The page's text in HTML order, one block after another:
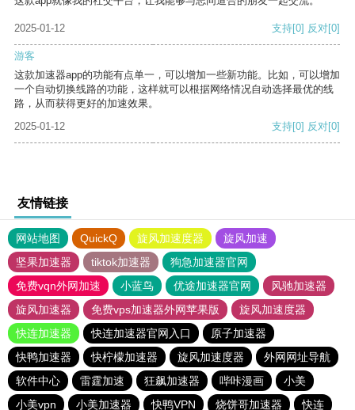
2025-01-12 支持[0] 反对[0]
游客
这款加速器app的功能有点单一，可以增加一些新功能。比如，可以增加
一个自动切换线路的功能，这样就可以根据网络情况自动选择最优的线
路，从而获得更好的加速效果。
2025-01-12
支持[0] 反对[0]
友情链接
网站地图 QuickQ 旋风加速度器
旋风加速
坚果加速器
tiktok加速器
狗急加速器官网
免费vqn外网加速
小蓝鸟 优途加速器官网
风驰加速器
旋风加速器
免费vps加速器外网苹果版
旋风加速度器
快连加速器
快连加速器官网入口
原子加速器
快鸭加速器
快柠檬加速器 旋风加速度器
外网网址导航
软件中心
雷霆加速 狂飙加速器 哔咔漫画
小美
小美vpn
小美加速器 快鸭VPN 烧饼哥加速器
快连